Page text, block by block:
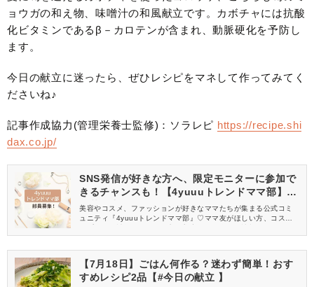
ョウガの和え物、味噌汁の和風献立です。カボチャには抗酸
化ビタミンであるβ－カロテンが含まれ、動脈硬化を予防し
ます。
今日の献立に迷ったら、ぜひレシピをマネして作ってみてく
ださいね♪
記事作成協力(管理栄養士監修)：ソラレピ https://recipe.shi
dax.co.jp/
SNS発信が好きな方へ、限定モニターに参加で
きるチャンスも！【4yuuuトレンドママ部】部
員募集中
美容やコスメ、ファッションが好きなママたちが集まる公式コミ
ュニティ『4yuuuトレンドママ部』♡ママ友がほしい方、コスメサ
信してくれる方を募集しています！
【7月18日】ごはん何作る？迷わず簡単！おす
すめレシピ2品【#今日の献立 】